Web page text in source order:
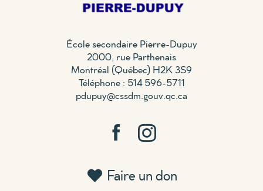
École secondaire Pierre-Dupuy
2000, rue Parthenais
Montréal (Québec) H2K 3S9
Téléphone : 514 596-5711
pdupuy@cssdm.gouv.qc.ca
Faire un don